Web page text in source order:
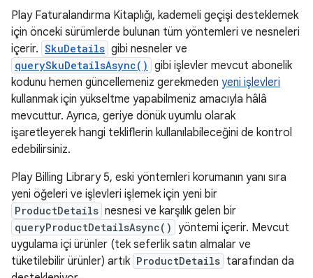
Play Faturalandırma Kitaplığı, kademeli geçişi desteklemek
için önceki sürümlerde bulunan tüm yöntemleri ve nesneleri
içerir. SkuDetails gibi nesneler ve
querySkuDetailsAsync() gibi işlevler mevcut abonelik
kodunu hemen güncellemeniz gerekmeden yeni işlevleri
kullanmak için yükseltme yapabilmeniz amacıyla hâlâ
mevcuttur. Ayrıca, geriye dönük uyumlu olarak
işaretleyerek hangi tekliflerin kullanılabileceğini de kontrol
edebilirsiniz.
Play Billing Library 5, eski yöntemleri korumanın yanı sıra
yeni öğeleri ve işlevleri işlemek için yeni bir
ProductDetails nesnesi ve karşılık gelen bir
queryProductDetailsAsync() yöntemi içerir. Mevcut
uygulama içi ürünler (tek seferlik satın almalar ve
tüketilebilir ürünler) artık ProductDetails tarafından da